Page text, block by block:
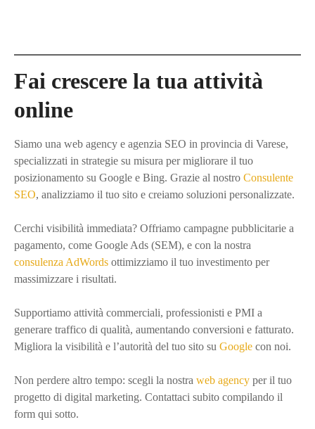
N
a
v
i
g
z
i
n
e
t
r
Fai crescere la tua attività
online
Siamo una web agency e agenzia SEO in provincia di Varese,
specializzati in strategie su misura per migliorare il tuo
posizionamento su Google e Bing. Grazie al nostro Consulente
SEO, analizziamo il tuo sito e creiamo soluzioni personalizzate.
Cerchi visibilità immediata? Offriamo campagne pubblicitarie a
pagamento, come Google Ads (SEM), e con la nostra
consulenza AdWords ottimizziamo il tuo investimento per
massimizzare i risultati.
Supportiamo attività commerciali, professionisti e PMI a
generare traffico di qualità, aumentando conversioni e fatturato.
Migliora la visibilità e l’autorità del tuo sito su Google con noi.
Non perdere altro tempo: scegli la nostra web agency per il tuo
progetto di digital marketing. Contattaci subito compilando il
form qui sotto.